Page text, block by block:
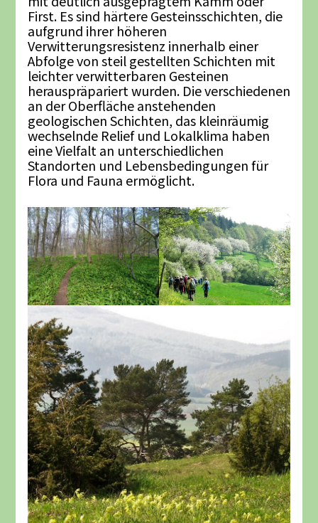
First. Es sind härtere Gesteinsschichten, die
aufgrund ihrer höheren
Verwitterungsresistenz innerhalb einer
Abfolge von steil gestellten Schichten mit
leichter verwitterbaren Gesteinen
herauspräpariert wurden. Die verschiedenen
an der Oberfläche anstehenden
geologischen Schichten, das kleinräumig
wechselnde Relief und Lokalklima haben
eine Vielfalt an unterschiedlichen
Standorten und Lebensbedingungen für
Flora und Fauna ermöglicht.